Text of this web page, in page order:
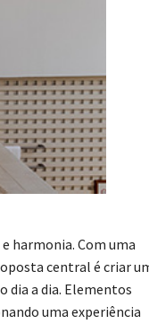
e harmonia. Com uma
central é criar
dia a dia. Elementos
uma experiência